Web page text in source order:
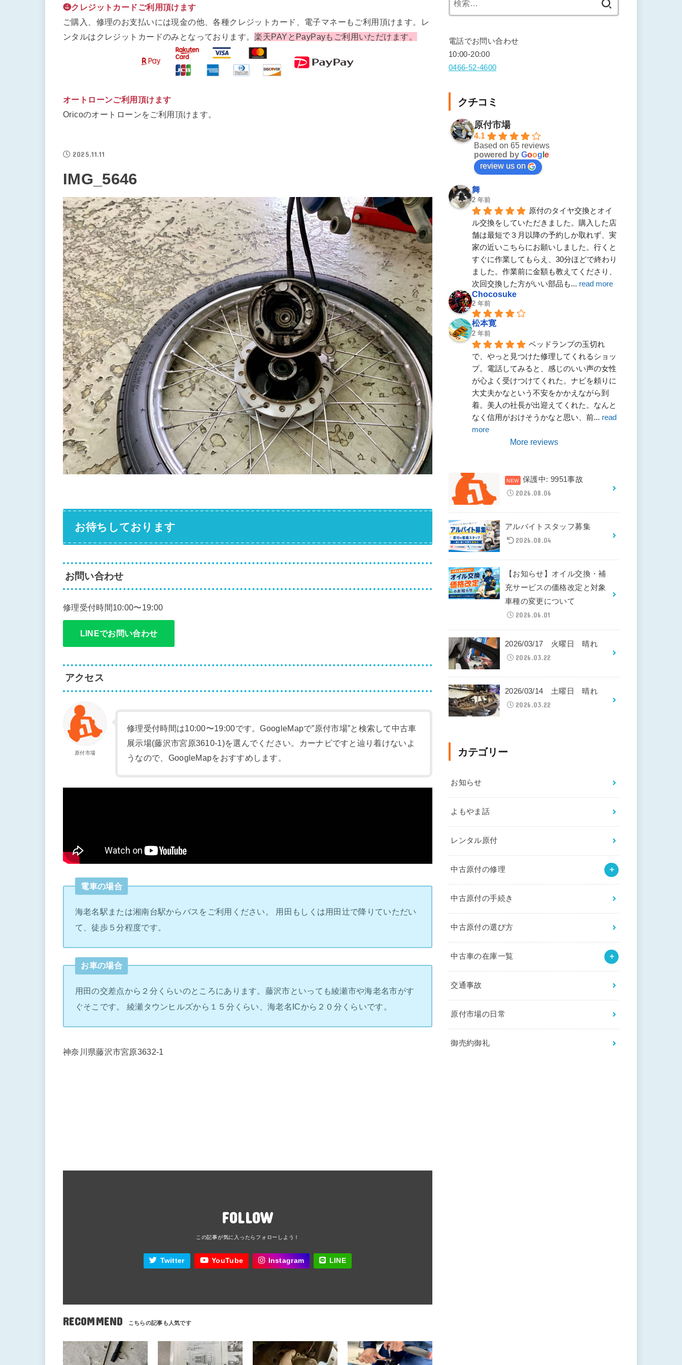
❹クレジットカードご利用頂けます
ご購入、修理のお支払いには現金の他、各種クレジットカード、電子マネーもご利用頂けます。レ
ンタルはクレジットカードのみとなっております。楽天PAYとPayPayもご利用いただけます。
オートローンご利用頂けます
Oricoのオートローンをご利用頂けます。
2025.11.11
IMG_5646
お待ちしております
お問い合わせ
修理受付時間10:00〜19:00
LINEでお問い合わせ
アクセス
原付市場
修理受付時間は10:00〜19:00です。GoogleMapで”原付市場”と検索して中古車
展示場(藤沢市宮原3610-1)を選んでください。カーナビですと辿り着けないよ
うなので、GoogleMapをおすすめします。
電車の場合
海老名駅または湘南台駅からバスをご利用ください。 用田もしくは用田辻で降りていただい
て、徒歩５分程度です。
お車の場合
用田の交差点から２分くらいのところにあります。藤沢市といっても綾瀬市や海老名市がす
ぐそこです。 綾瀬タウンヒルズから１５分くらい、海老名ICから２０分くらいです。
神奈川県藤沢市宮原3632-1
FOLLOW
Twitter YouTube Instagram LINE
RECOMMEND
電話でお問い合わせ
10:00-20:00
0466-52-4600
クチコミ
原付市場
4.1
Based on 65 reviews
powered by Goog e
review us on
舞
2 年前
原付のタイヤ交換とオイ
ル交換をしていただきました。購入した店
舗は最短で３月以降の予約しか取れず、実
家の近いこちらにお願いしました。行くと
すぐに作業してもらえ、30分ほどで終わり
ました。作業前に金額も教えてくださり、
次回交換した方がいい部品も... read more
Chocosuke
2 年前
松本寛
2 年前
ベッドランプの玉切れ
で、やっと見つけた修理してくれるショッ
プ。電話してみると、感じのいい声の女性
が心よく受けつけてくれた。ナビを頼りに
大丈夫かなという不安をかかえながら到
着。美人の社長が出迎えてくれた。なんと
なく信用がおけそうかなと思い、前... read
more
More reviews
保護中: 9951事故
2026.08.06
アルバイトスタッフ募集
2026.08.04
【お知らせ】オイル交換・補
充サービスの価格改定と対象
車種の変更について
2026.06.01
2026/03/17 火曜日 晴れ
2026.03.22
2026/03/14 土曜日 晴れ
2026.03.22
カテゴリー
お知らせ
よもやま話
レンタル原付
中古原付の修理
中古原付の手続き
中古原付の選び方
中古車の在庫一覧
交通事故
原付市場の日常
御売約御礼